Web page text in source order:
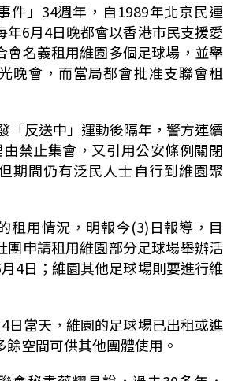
件」34週年，自1989年北京民運
年6月4日晚都會以香港市民支援愛
會名義租用維園多個足球場，並舉
晚會，而當局都會批准支聯會租
「反送中」運動後隔年，警方連續
禁止集會，又引用公安條例關閉
期間仍有泛民人士自行到維園聚
租用情況，明報今(3)日報導，目
團申請租用維園部分足球場舉辦活
4日；維園其他足球場則要進行維
日當天，維園的足球場已出租或進
餘空間可供其他團體使用。